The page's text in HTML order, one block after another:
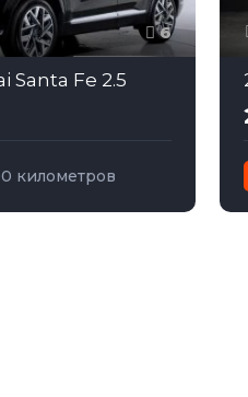
6
Santa Fe 2.5
километров